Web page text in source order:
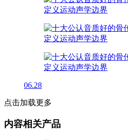
06.28
点击加载更多
内容相关产品